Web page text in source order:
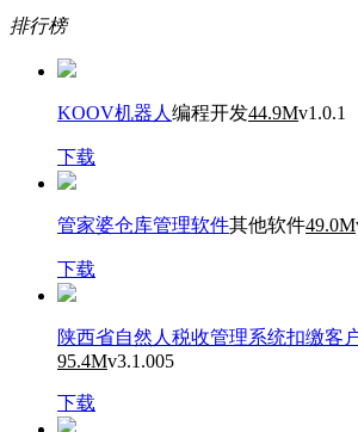
排行榜
KOOV机器人 编程开发44.9Mv1.0.1
下载
管家婆仓库管理软件其他软件49.0M
下载
陕西省自然人税收管理系统扣缴客
95.4Mv3.1.005
下载